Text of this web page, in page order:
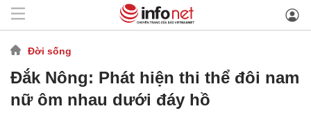
Đời sống
Đắk Nông: Phát hiện thi thể đôi nam
nữ ôm nhau dưới đáy hồ